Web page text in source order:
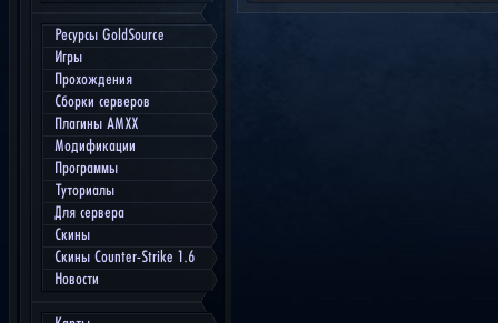
Ресурсы GoldSource
Игры
Прохождения
Сборки серверов
Плагины AMXX
Модификации
Программы
Туториалы
Для сервера
Скины
Скины Counter-Strike 1.6
Новости